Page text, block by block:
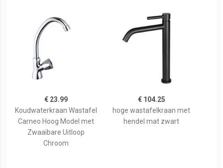
€ 23.99
Koudwaterkraan Wastafel
Carneo Hoog Model met
Zwaaibare Uitloop
Chroom
€ 104.25
hoge wastafelkraan met
hendel mat zwart